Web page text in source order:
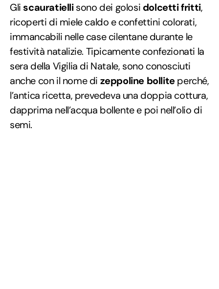
Gli scauratiellisono dei golosi dolcettifritti,
ricoperti di miele caldo e confettini colorati,
immancabili nelle case cilentane durante le
festività natalizie. Tipicamente confezionati la
sera della Vigilia di Natale, sono conosciuti
anche con il nome di zeppoline bolliteperché,
l’antica ricetta, prevedeva una doppia cottura,
dapprima nell’acqua bollente e poi nell’olio di
semi.